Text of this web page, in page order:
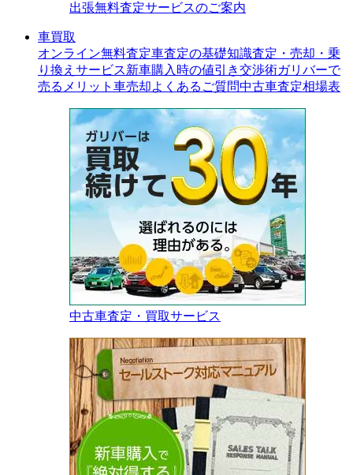
出張無料査定サービスのご案内
車買取
オンライン無料査定車査定の基礎知識査定・売却・乗
り換えサービス新車購入時の値引き交渉術ガリバーで
売るメリット 車売却よくあるご質問中古車査定相場表
中古車査定・買取サービス